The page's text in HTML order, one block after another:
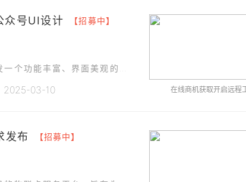
众号UI设计 【招募中】
2025-03-10 在线商机获取开启远程
发布 【招募中】